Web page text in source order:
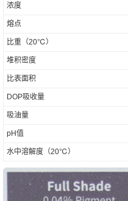
浓度
熔点
比重（20℃）
堆积密度
比表面积
DOP吸收量
吸油量
pH值
水中溶解度（20℃）